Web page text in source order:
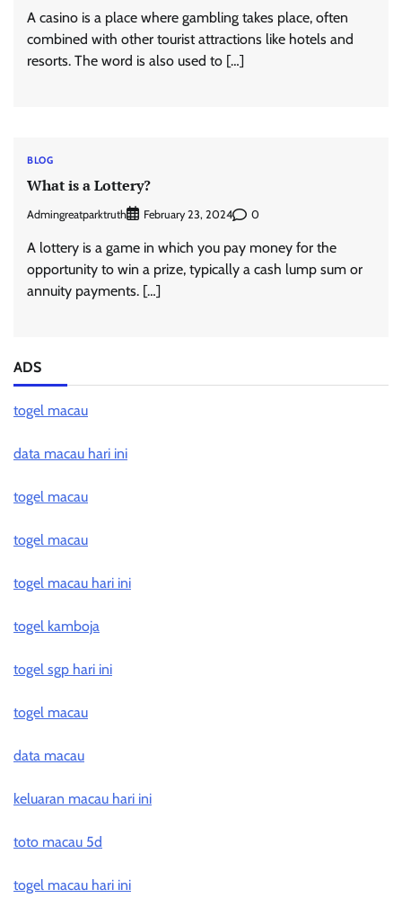
A casino is a place where gambling takes place, often
combined with other tourist attractions like hotels and
resorts. The word is also used to […]
BLOG
What is a Lottery?
Admingreatparktruth February 23, 2024 0
A lottery is a game in which you pay money for the
opportunity to win a prize, typically a cash lump sum or
annuity payments. […]
ADS
togel macau
data macau hari ini
togel macau
togel macau
togel macau hari ini
togel kamboja
togel sgp hari ini
togel macau
data macau
keluaran macau hari ini
toto macau 5d
togel macau hari ini